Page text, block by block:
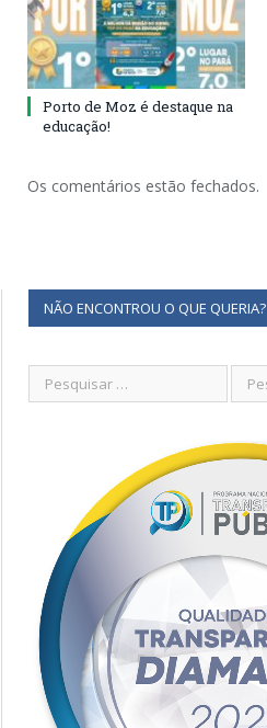
Porto de Moz é destaque na
educação!
Os comentários estão fechados.
NÃO ENCONTROU O QUE QUERIA?